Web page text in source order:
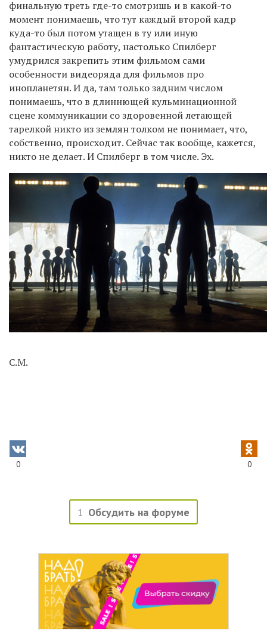
финальную треть где-то смотришь и в какой-то
момент понимаешь, что тут каждый второй кадр
куда-то был потом утащен в ту или иную
фантастическую работу, настолько Спилберг
умудрился закрепить этим фильмом сами
особенности видеоряда для фильмов про
инопланетян. И да, там только задним числом
понимаешь, что в длиннющей кульминационной
сцене коммуникации со здоровенной летающей
тарелкой никто из землян толком не понимает, что,
собственно, происходит. Сейчас так вообще, кажется,
никто не делает. И Спилберг в том числе. Эх.
С.М.
0 0
1 Обсудить на форуме